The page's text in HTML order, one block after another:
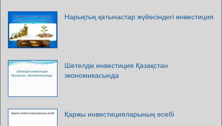
Нарықтық қатынастар жүйесіндегі инвестиция
Шетелдік инвестиция Қазақстан
экономикасында
Қаржы инвестицияларының есебі